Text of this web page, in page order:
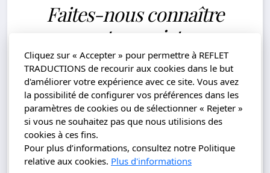
Faites-nous connaître
votre projet.
Des spécialistes chevronnés sont
mobilisés pour vous accompagner dans
la réalisation de vos projets, dans le
respect des standards de qualité les plus
élevés.
Demander un devis
Cliquez sur « Accepter » pour permettre à REFLET
TRADUCTIONS de recourir aux cookies dans le but
d'améliorer votre expérience avec ce site. Vous avez
la possibilité de configurer vos préférences dans les
paramètres de cookies ou de sélectionner « Rejeter »
si vous ne souhaitez pas que nous utilisions des
cookies à ces fins.
Pour plus d’informations, consultez notre Politique
relative aux cookies. Plus d'informations